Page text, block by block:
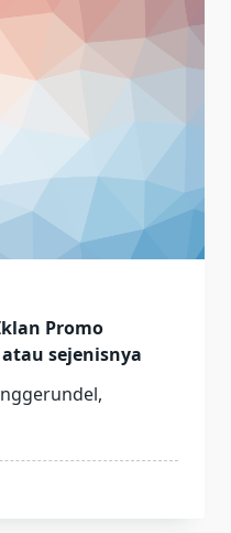
Promo
sejenisnya